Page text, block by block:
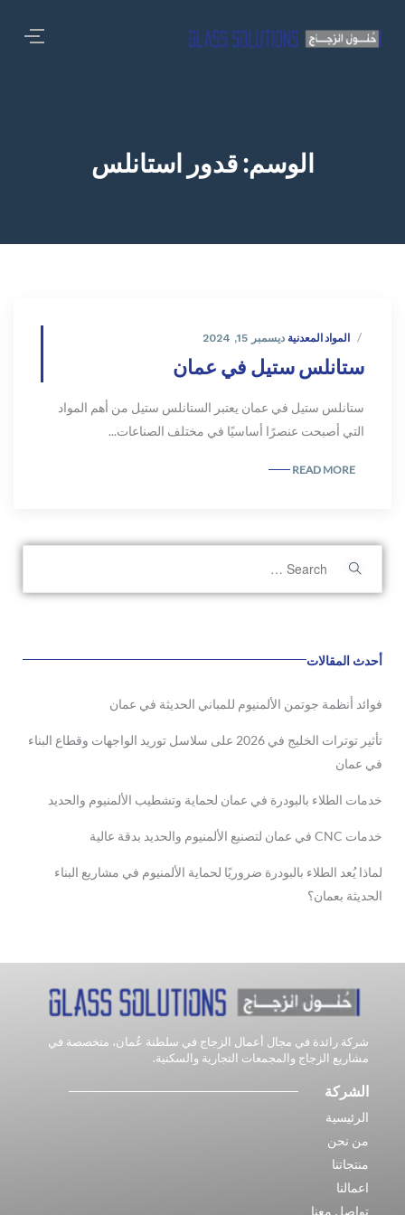
الوسم:قدور استانلس
المواد المعدنية ديسمبر 15, 2024
ستانلس ستيل في عمان
ستانلس ستيل في عمان يعتبر الستانلس ستيل من أهم المواد
التي أصبحت عنصرًا أساسيًا في مختلف الصناعات...
READ MORE
أحدث المقالات
فوائد أنظمة جوتمن الألمنيوم للمباني الحديثة في عمان
تأثير توترات الخليج في 2026 على سلاسل توريد الواجهات وقطاع البناء
في عمان
خدمات الطلاء بالبودرة في عمان لحماية وتشطيب الألمنيوم والحديد
خدمات CNC في عمان لتصنيع الألمنيوم والحديد بدقة عالية
لماذا يُعد الطلاء بالبودرة ضروريًا لحماية الألمنيوم في مشاريع البناء
الحديثة بعمان؟
شركة رائدة في مجال أعمال الزجاج في سلطنة عُمان، متخصصة في
مشاريع الزجاج والمجمعات التجارية والسكنية.
الشركة
الرئيسية
من نحن
منتجاتنا
اعمالنا
تواصل معنا